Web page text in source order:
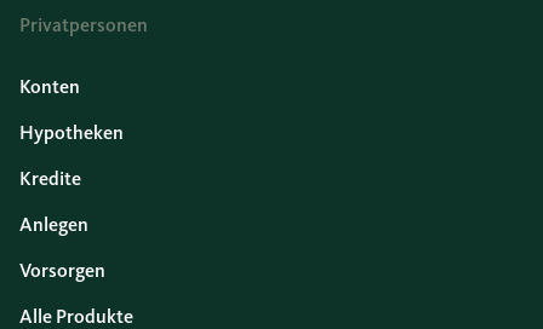
Privatpersonen
Konten
Hypotheken
Kredite
Anlegen
Vorsorgen
Alle Produkte